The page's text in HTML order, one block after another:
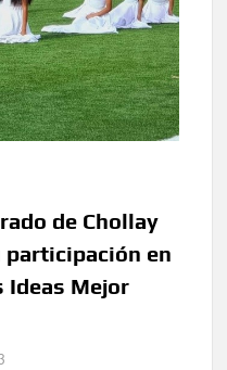
de Chollay
participación en
Ideas Mejor